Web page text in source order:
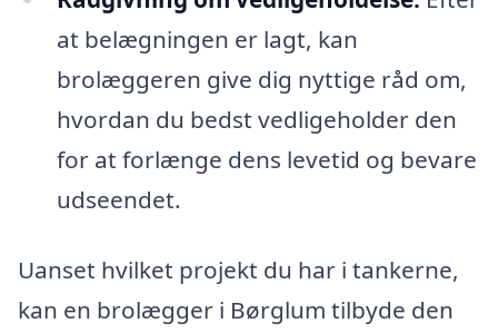
at belægningen er lagt, kan
brolæggeren give dig nyttige råd om,
hvordan du bedst vedligeholder den
for at forlænge dens levetid og bevare
udseendet.
Uanset hvilket projekt du har i tankerne,
kan en brolægger i Børglum tilbyde den